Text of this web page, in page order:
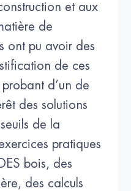
et aux
de
ont pu avoir des
de ces
d’un de
des solutions
de la
pratiques
bois, des
des calculs